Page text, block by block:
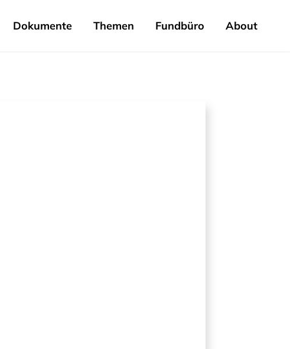
Dokumente Themen Fundbüro About